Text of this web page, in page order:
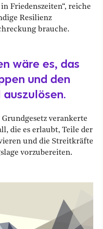
Friedenszeiten“, reiche
Resilienz
brauche.
wäre es, das
und den
verankerte
die es erlaubt, Teile der
und die Streitkräfte
vorzubereiten.